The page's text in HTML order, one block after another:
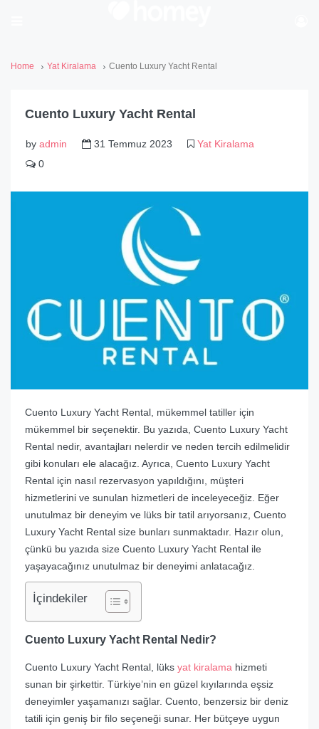
Home Yat Kiralama Cuento Luxury Yacht Rental
Cuento Luxury Yacht Rental
by admin 31 Temmuz 2023
Yat Kiralama
0
Cuento Luxury Yacht Rental, mükemmel tatiller için
mükemmel bir seçenektir. Bu yazıda, Cuento Luxury Yacht
Rental nedir, avantajları nelerdir ve neden tercih edilmelidir
gibi konuları ele alacağız. Ayrıca, Cuento Luxury Yacht
Rental için nasıl rezervasyon yapıldığını, müşteri
hizmetlerini ve sunulan hizmetleri de inceleyeceğiz. Eğer
unutulmaz bir deneyim ve lüks bir tatil arıyorsanız, Cuento
Luxury Yacht Rental size bunları sunmaktadır. Hazır olun,
çünkü bu yazıda size Cuento Luxury Yacht Rental ile
yaşayacağınız unutulmaz bir deneyimi anlatacağız.
İçindekiler
Cuento Luxury Yacht Rental Nedir?
Cuento Luxury Yacht Rental, lüks yat kiralama hizmeti
sunan bir şirkettir. Türkiye’nin en güzel kıyılarında eşsiz
deneyimler yaşamanızı sağlar. Cuento, benzersiz bir deniz
tatili için geniş bir filo seçeneği sunar. Her bütçeye uygun